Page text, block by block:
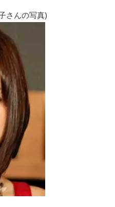
さんの写真)